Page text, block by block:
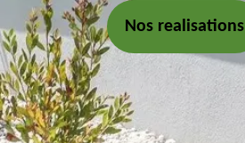
Nos realisations